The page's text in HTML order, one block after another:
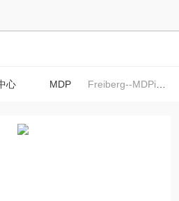
心 MDP Freiberg--MDPinline ingotMDP晶锭在线面扫检测仪--进口少子寿命测试